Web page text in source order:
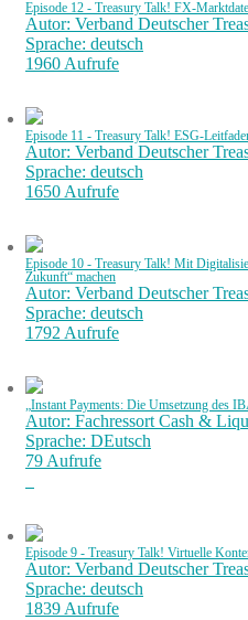
Episode 12 - Treasury Talk! FX-
Autor: Verband Deutscher
Sprache: deutsch
1960 Aufrufe
Episode 11 - Treasury Talk! ESG-
Autor: Verband Deutscher
Sprache: deutsch
1650 Aufrufe
Episode 10 - Treasury Talk! Mit
Zukunft“ machen
Autor: Verband Deutscher
Sprache: deutsch
1792 Aufrufe
„Instant Payments: Die Umsetzung des
Autor: Fachressort Cash &
Sprache: DEutsch
79 Aufrufe
Episode 9 - Treasury Talk! Virtuelle
Autor: Verband Deutscher
Sprache: deutsch
1839 Aufrufe